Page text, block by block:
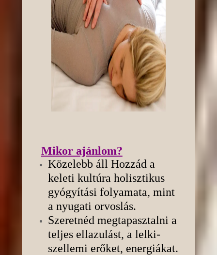
Mikor ajánlom?
Közelebb áll Hozzád a
keleti kultúra holisztikus
gyógyítási folyamata, mint
a nyugati orvoslás.
Szeretnéd megtapasztalni a
teljes ellazulást, a lelki-
szellemi erőket, energiákat.